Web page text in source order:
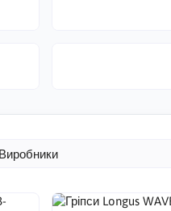
Виробники